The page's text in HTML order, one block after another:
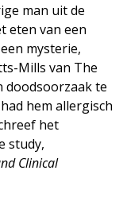
man uit de
eten van een
mysterie,
Mills van The
doodsoorzaak te
hem allergisch
het
study,
Clinical